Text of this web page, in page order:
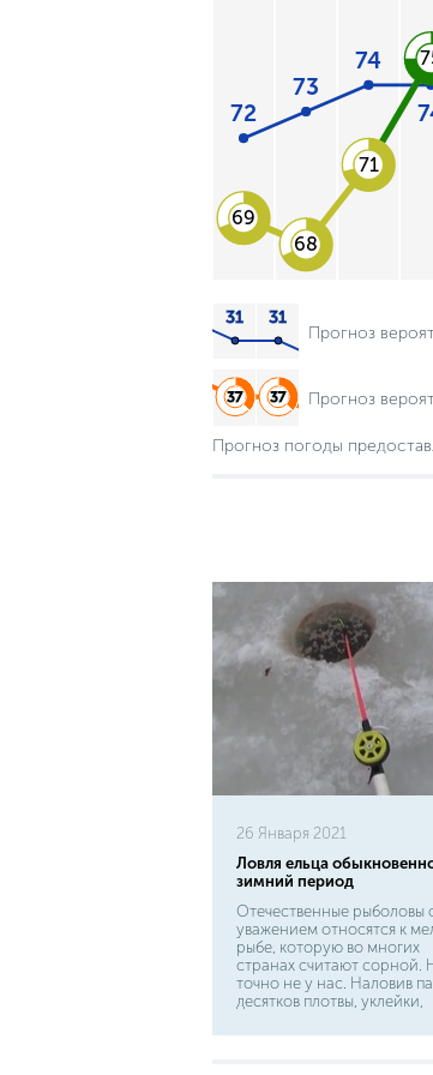
72
73
74
69
68
71
Прогноз
Прогноз
Прогноз погоды
26 Января 2021
Ловля ельца
зимний период
Отечественные рыболовы
уважением относятся к
рыбе, которую во многих
странах считают сорной.
точно не у нас. Наловив
десятков плотвы, уклейки,
можно смело устроить